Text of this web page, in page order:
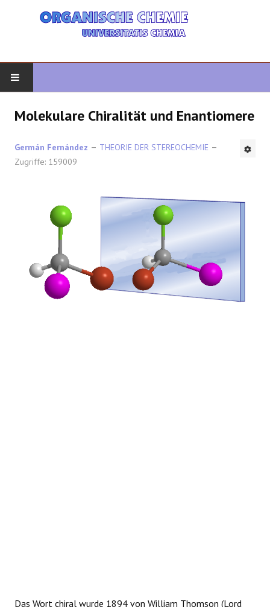
FORTGESCHRITTENE ORGANISCHE
SYNTHESE
SPEKTROSKOPIE
REAKTIONEN
Molekulare Chiralität und Enantiomere
Germán Fernández
THEORIE DER STEREOCHEMIE
Zugriffe: 159009
Das Wort chiral wurde 1894 von William Thomson (Lord